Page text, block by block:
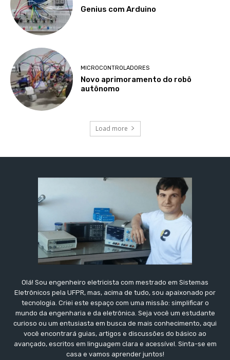
Genius com Arduino
MICROCONTROLADORES
Novo aprimoramento do robô
autônomo
Load more
Olá! Sou engenheiro eletricista com mestrado em Sistemas
Eletrônicos pela UFPR, mas, acima de tudo, sou apaixonado por
tecnologia. Criei este espaço com uma missão: simplificar o
mundo da engenharia e da eletrônica. Seja você um estudante
curioso ou um entusiasta em busca de mais conhecimento, aqui
você encontrará guias, artigos e discussões do básico ao
avançado, escritos em linguagem clara e acessível. Sinta-se em
casa e vamos aprender juntos!